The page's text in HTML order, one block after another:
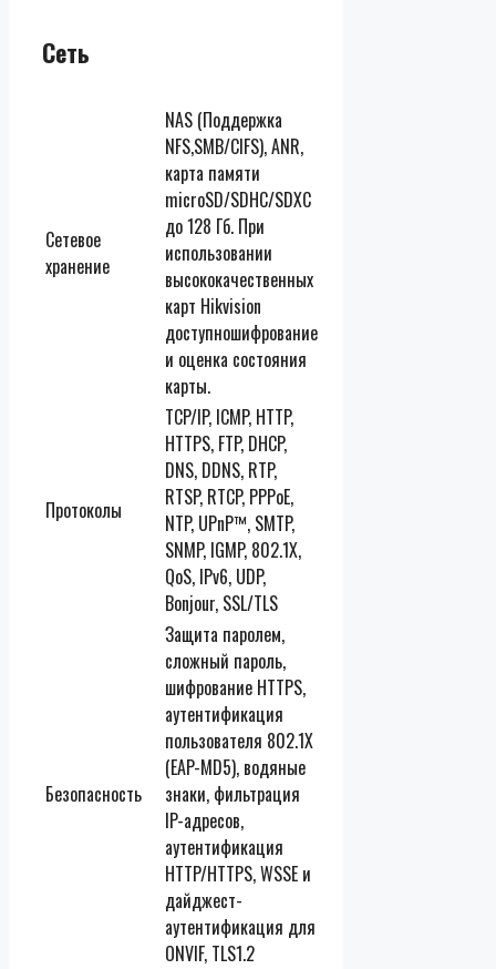
Сеть
Сетевое
хранение
NAS (Поддержка
NFS,SMB/CIFS), ANR,
карта памяти
microSD/SDHC/SDXC
до 128 Гб. При
использовании
высококачественных
карт Hikvision
доступношифрование
и оценка состояния
карты.
Протоколы
TCP/IP, ICMP, HTTP,
HTTPS, FTP, DHCP,
DNS, DDNS, RTP,
RTSP, RTCP, PPPoE,
NTP, UPnP™, SMTP,
SNMP, IGMP, 802.1X,
QoS, IPv6, UDP,
Bonjour, SSL/TLS
Безопасность
Защита паролем,
сложный пароль,
шифрование HTTPS,
аутентификация
пользователя 802.1X
(EAP-MD5), водяные
знаки, фильтрация
IP-адресов,
аутентификация
HTTP/HTTPS, WSSE и
дайджест-
аутентификация для
ONVIF, TLS1.2